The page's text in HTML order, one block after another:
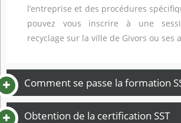
l’entreprise et des procédures
pouvez vous inscrire à une
recyclage sur la ville de Givors ou ses
Comment se passe la formation
Obtention de la certification SST